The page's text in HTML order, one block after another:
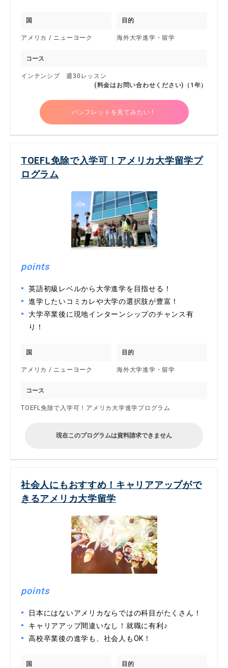
国
アメリカ / ニューヨーク
目的
海外大学進学・留学
コース
インテンシブ 週30レッスン
(料金はお問い合わせください)（1年）
パンフレットを見てみたい！
TOEFL免除で入学可！アメリカ大学留学プ
ログラム
points
英語初級レベルから大学進学を目指せる！
進学したいコミカレや大学の選択肢が豊富！
大学卒業後に現地インターンシップのチャンス有
り！
国
アメリカ / ニューヨーク
目的
海外大学進学・留学
コース
TOEFL免除で入学可！アメリカ大学進学プログラム
現在このプログラムは資料請求できません
社会人にもおすすめ！キャリアアップがで
きるアメリカ大学留学
points
日本にはないアメリカならではの科目がたくさん！
キャリアアップ間違いなし！就職に有利♪
高校卒業後の進学も、社会人もOK！
国 目的